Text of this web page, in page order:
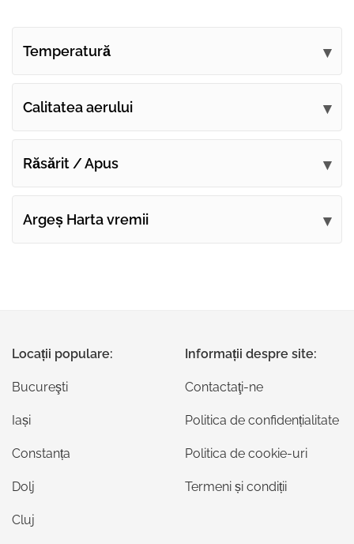
Temperatură
Calitatea aerului
Răsărit / Apus
Argeș Harta vremii
Locații populare:
Bucureşti
Iași
Constanța
Dolj
Cluj
Informații despre site:
Contactaţi-ne
Politica de confidențialitate
Politica de cookie-uri
Termeni și condiții